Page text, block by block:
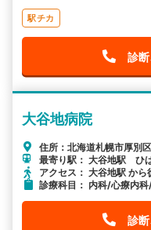
駅チカ
診
大谷地病院
住所：北海道札幌市厚別
最寄り駅： 大谷地駅 ひ
アクセス： 大谷地駅 から
診療科目： 内科/心療内
診